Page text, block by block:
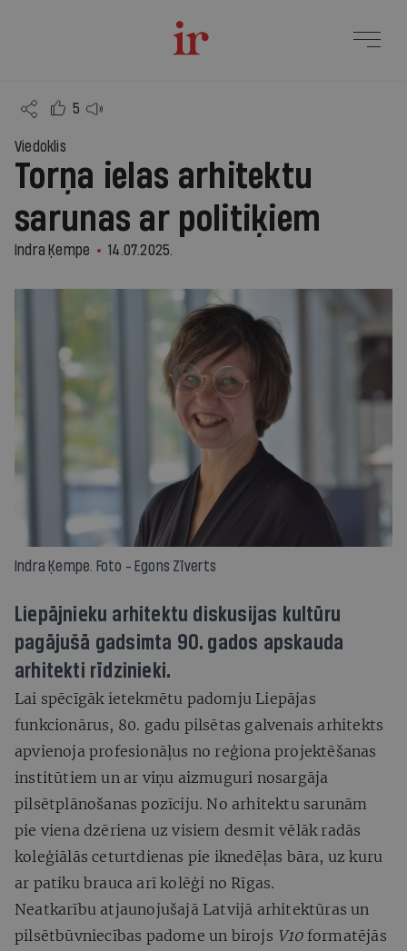
5
Viedoklis
Torņa ielas arhitektu
sarunas ar politiķiem
Indra Ķempe 14.07.2025.
Indra Ķempe. Foto - Egons Zīverts
Liepājnieku arhitektu diskusijas kultūru
pagājušā gadsimta 90. gados apskauda
arhitekti rīdzinieki.
Lai spēcīgāk ietekmētu padomju Liepājas
funkcionārus, 80. gadu pilsētas galvenais arhitekts
apvienoja profesionāļus no reģiona projektēšanas
institūtiem un ar viņu aizmuguri nosargāja
pilsētplānošanas pozīciju. No arhitektu sarunām
pie viena dzēriena uz visiem desmit vēlāk radās
koleģiālās ceturtdienas pie iknedēļas bāra, uz kuru
ar patiku brauca arī kolēģi no Rīgas.
Neatkarību atjaunojušajā Latvijā arhitektūras un
pilsētbūvniecības padome un birojs V10formatējās